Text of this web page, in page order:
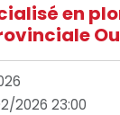
en
2026 23:00